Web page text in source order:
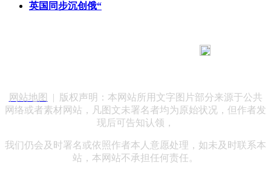
英国同步沉创俄“
网站地图
| 版权声明：本网站所用文字图片部分来源于公共
网络或者素材网站，凡图文未署名者均为原始状况，但作者发
现后可告知认领，
我们仍会及时署名或依照作者本人意愿处理，如未及时联系本
站，本网站不承担任何责任。